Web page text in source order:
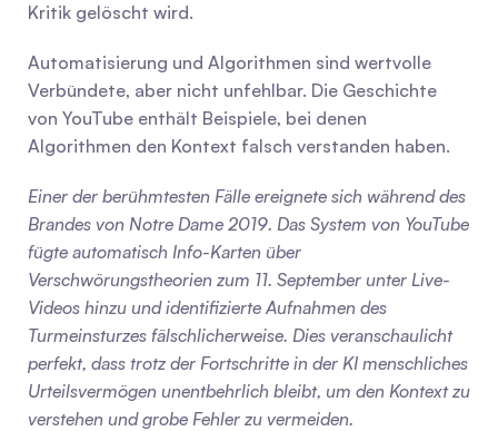
Kritik gelöscht wird.
Automatisierung und Algorithmen sind wertvolle
Verbündete, aber nicht unfehlbar. Die Geschichte
von YouTube enthält Beispiele, bei denen
Algorithmen den Kontext falsch verstanden haben.
Einer der berühmtesten Fälle ereignete sich während des
Brandes von Notre Dame 2019. Das System von YouTube
fügte automatisch Info-Karten über
Verschwörungstheorien zum 11. September unter Live-
Videos hinzu und identifizierte Aufnahmen des
Turmeinsturzes fälschlicherweise. Dies veranschaulicht
perfekt, dass trotz der Fortschritte in der KI menschliches
Urteilsvermögen unentbehrlich bleibt, um den Kontext zu
verstehen und grobe Fehler zu vermeiden.